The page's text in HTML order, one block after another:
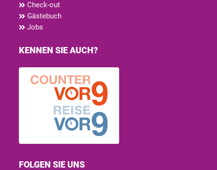
Check-out
Gästebuch
Jobs
KENNEN SIE AUCH?
FOLGEN SIE UNS